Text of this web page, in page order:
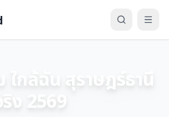
ใกล้ฉัน สุราษฎร์ธานี
ริง 2569